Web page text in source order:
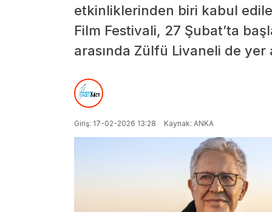
etkinliklerinden biri kabul
Film Festivali, 27 Şubat’ta
arasında Zülfü Livaneli de yer
Giriş: 17-02-2026 13:28 Kaynak: ANKA